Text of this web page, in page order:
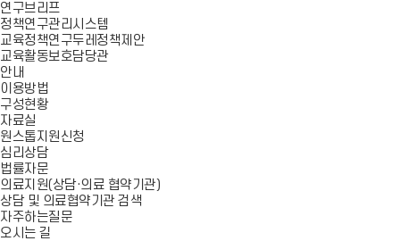
연구브리프
정책연구관리시스템
교육정책연구두레정책제안
교육활동보호담당관
안내
이용방법
구성현황
자료실
원스톱지원신청
심리상담
법률자문
의료지원(상담·의료 협약기관)
상담 및 의료협약기관 검색
자주하는질문
오시는 길